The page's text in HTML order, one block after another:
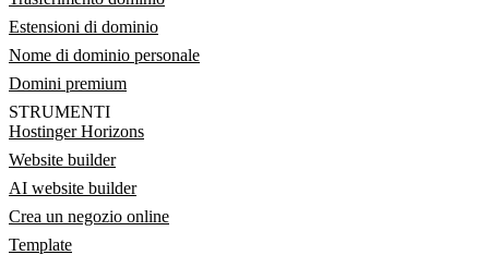
Estensioni di dominio
Nome di dominio personale
Domini premium
STRUMENTI
Hostinger Horizons
Website builder
AI website builder
Crea un negozio online
Template